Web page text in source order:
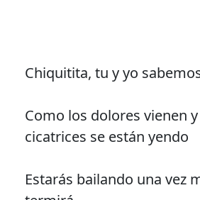
Chiquitita, tu y yo
Como los dolores vienen
cicatrices se están yendo
Estarás bailando una vez